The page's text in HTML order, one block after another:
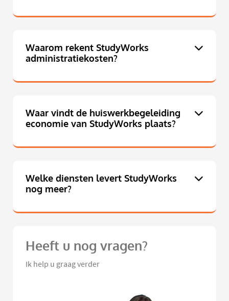
Waarom rekent StudyWorks
administratiekosten?
Waar vindt de huiswerkbegeleiding
economie van StudyWorks plaats?
Welke diensten levert StudyWorks
nog meer?
Heeft u nog vragen?
Ik help u graag verder